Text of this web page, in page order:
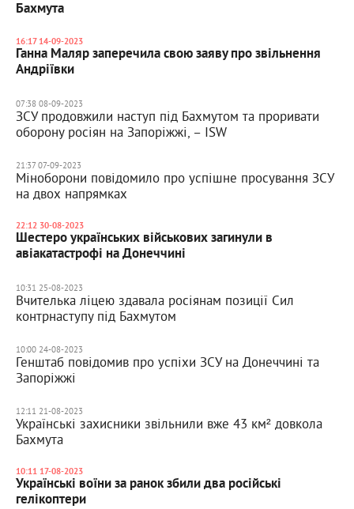
Бахмута
16:17 14-09-2023
Ганна Маляр заперечила свою заяву про звільнення
Андріївки
07:38 08-09-2023
ЗСУ продовжили наступ під Бахмутом та проривати
оборону росіян на Запоріжжі, – ISW
21:37 07-09-2023
Міноборони повідомило про успішне просування ЗСУ
на двох напрямках
22:12 30-08-2023
Шестеро українських військових загинули в
авіакатастрофі на Донеччині
10:31 25-08-2023
Вчителька ліцею здавала росіянам позиції Сил
контрнаступу під Бахмутом
10:00 24-08-2023
Генштаб повідомив про успіхи ЗСУ на Донеччині та
Запоріжжі
12:11 21-08-2023
Українські захисники звільнили вже 43 км² довкола
Бахмута
10:11 17-08-2023
Українські воїни за ранок збили два російські
гелікоптери